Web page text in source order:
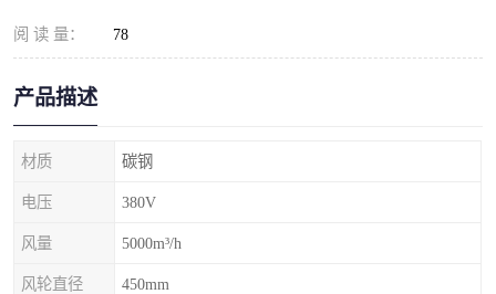
阅 读 量： 78
产品描述
材质 碳钢
电压 380V
风量 5000m³/h
风轮直径 450mm